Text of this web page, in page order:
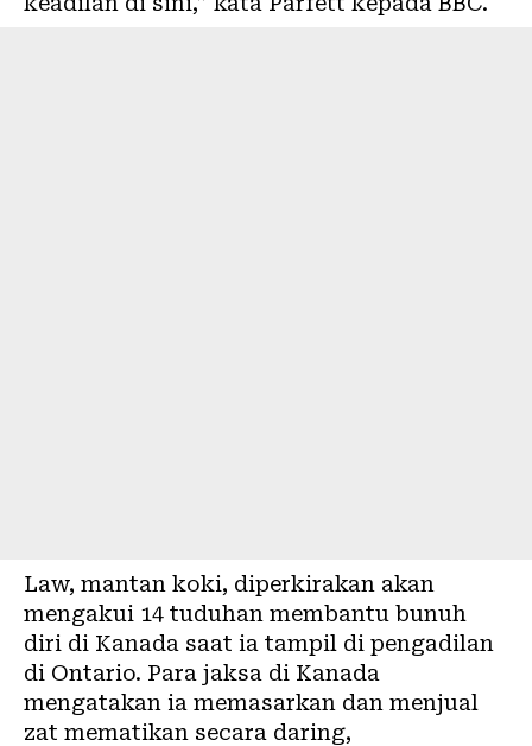
Law, mantan koki, diperkirakan akan
mengakui 14 tuduhan membantu bunuh
diri di Kanada saat ia tampil di pengadilan
di Ontario. Para jaksa di Kanada
mengatakan ia memasarkan dan menjual
zat mematikan secara daring,